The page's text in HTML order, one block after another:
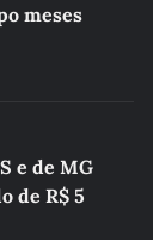
meses
e de MG
de R$ 5